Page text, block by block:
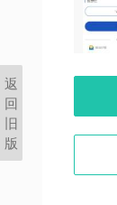
返
回
旧
版